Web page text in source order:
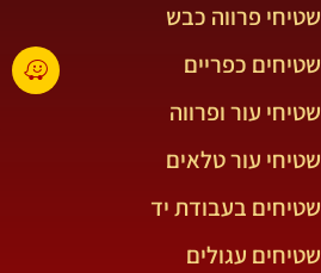
שטיחי פרווה כבש
שטיחים כפריים
שטיחי עור ופרווה
שטיחי עור טלאים
שטיחים בעבודת יד
שטיחים עגולים